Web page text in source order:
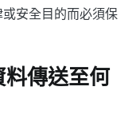
安全目的而必須保
傳送至何